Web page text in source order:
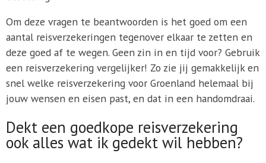
Om deze vragen te beantwoorden is het goed om een
aantal reisverzekeringen tegenover elkaar te zetten en
deze goed af te wegen. Geen zin in en tijd voor? Gebruik
een reisverzekering vergelijker! Zo zie jij gemakkelijk en
snel welke reisverzekering voor Groenland helemaal bij
jouw wensen en eisen past, en dat in een handomdraai.
Dekt een goedkope reisverzekering
ook alles wat ik gedekt wil hebben?